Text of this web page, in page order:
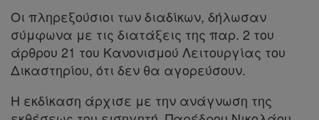
Πολιτική
απορρήτου
και
Οι πληρεξούσιοι των διαδίκων, δήλωσαν
σύμφωνα με τις διατάξεις της παρ. 2 του
άρθρου 21 του Κανονισμού Λειτουργίας του
Δικαστηρίου, ότι δεν θα αγορεύσουν.
Η εκδίκαση άρχισε με την ανάγνωση της